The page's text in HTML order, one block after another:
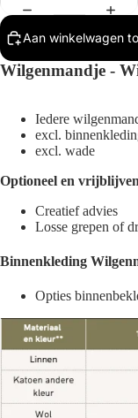
Aan winkelwagen
Wilgenmandje -
Iedere
excl.
excl. wade
Optioneel en
Creatief advies
Losse grepen of
Binnenkleding
Opties